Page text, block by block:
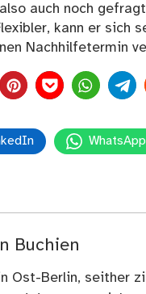
auch noch
kann er sich
Nachhilfetermin
0
WhatsApp
Buchien
Ost-Berlin, seither